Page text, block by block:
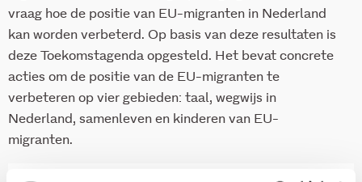
vraag hoe de positie van EU-migranten in Nederland
kan worden verbeterd. Op basis van deze resultaten is
deze Toekomstagenda opgesteld. Het bevat concrete
acties om de positie van de EU-migranten te
verbeteren op vier gebieden: taal, wegwijs in
Nederland, samenleven en kinderen van EU-
migranten.